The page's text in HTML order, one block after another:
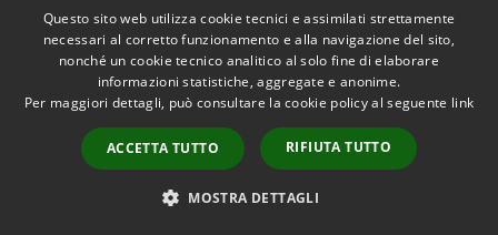
Accessibilità
Copyright © 2026 • Comune di
Cugnoli • Powered by
Municipium•
Accesso
redazione
Questo sito web utilizza cookie tecnici e assimilati strettamente
necessari al corretto funzionamento e alla navigazione del sito,
nonché un cookie tecnico analitico al solo fine di elaborare
informazioni statistiche, aggregate e anonime.
Per maggiori dettagli, può consultare la cookie policy al seguente link
ACCETTA TUTTO RIFIUTA TUTTO
MOSTRA DETTAGLI